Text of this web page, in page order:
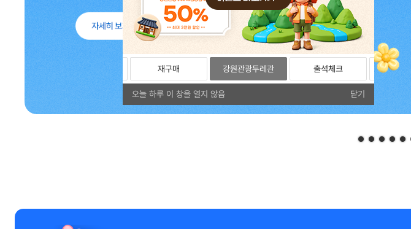
포토리뷰 재구매 강원관광두레관 출석체크 리뷰
오늘 하루 이 창을 열지 않음 닫기